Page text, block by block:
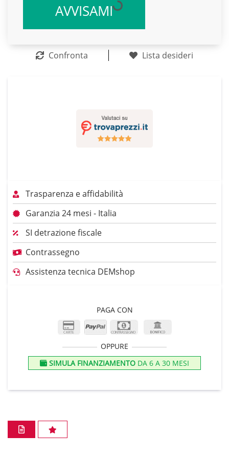
AVVISAMI
Confronta Lista desideri
Trasparenza e affidabilità
Garanzia 24 mesi - Italia
SI detrazione fiscale
Contrassegno
Assistenza tecnica DEMshop
PAGA CON
OPPURE
SIMULA FINANZIAMENTO DA 6 A 30 MESI